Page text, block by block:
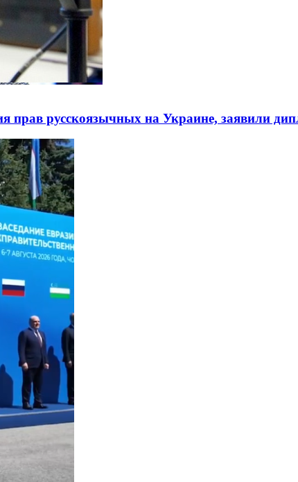
русскоязычных на Украине, заявили